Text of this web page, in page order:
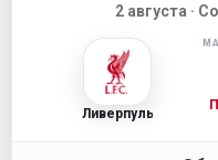
2 августа ·
Ливерпуль